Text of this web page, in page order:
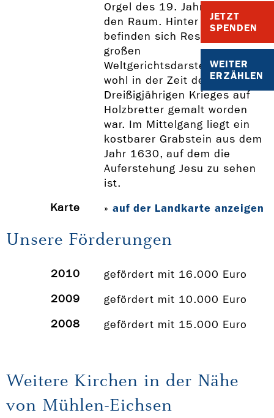
JETZT
SPENDEN
WEITER
ERZÄHLEN
Orgel des 19. Jahrhunderts
den Raum. Hinter der Orgel
befinden sich Reste einer
großen
Weltgerichtsdarstellung, die
wohl in der Zeit des
Dreißigjährigen Krieges auf
Holzbretter gemalt worden
war. Im Mittelgang liegt ein
kostbarer Grabstein aus dem
Jahr 1630, auf dem die
Auferstehung Jesu zu sehen
ist.
Karte
» auf der Landkarte anzeigen
Unsere Förderungen
2010
gefördert mit 16.000 Euro
2009
gefördert mit 10.000 Euro
2008
gefördert mit 15.000 Euro
Weitere Kirchen in der Nähe
von Mühlen-Eichsen